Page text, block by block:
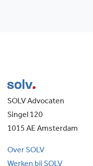
SOLV Advocaten
Singel 120
1015 AE Amsterdam
Over SOLV
Werken bij SOLV